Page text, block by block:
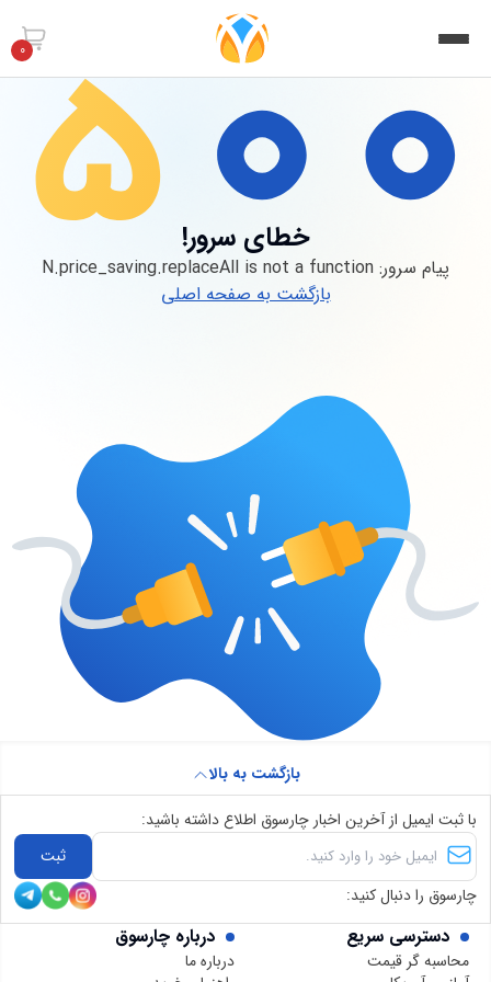
0
خطای سرور!
پیام سرور: N.price_saving.replaceAll is not a function
بازگشت به صفحه اصلی
دسترسی سریع
محاسبه گر قیمت
درباره چارسوق
درباره ما
بازگشت به بالا
با ثبت ایمیل از آخرین اخبار چارسوق اطلاع داشته باشید:
ثبت
چارسوق را دنبال کنید: